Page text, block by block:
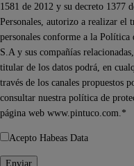
1581 de 2012 y su decreto 1377
Personales, autorizo a realizar el
personales conforme a la Política
S.A y sus compañías
titular de los datos podrá, en
través de los canales
consultar nuestra política de
página web www.pintuco.com.*
Acepto Habeas Data